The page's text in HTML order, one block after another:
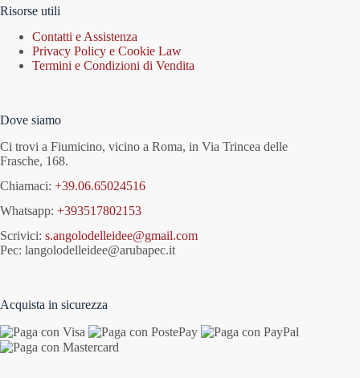
Risorse utili
Contatti e Assistenza
Privacy Policy e Cookie Law
Termini e Condizioni di Vendita
Dove siamo
Ci trovi a Fiumicino, vicino a Roma, in Via Trincea delle
Frasche, 168.
Chiamaci: +39.06.65024516
Whatsapp: +393517802153
Scrivici: s.angolodelleidee@gmail.com
Pec: langolodelleidee@arubapec.it
Acquista in sicurezza